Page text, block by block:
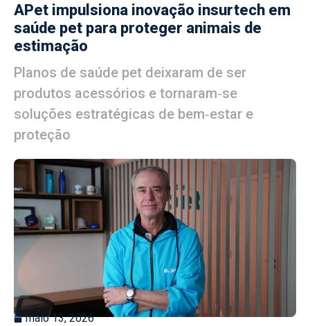
APet impulsiona inovação insurtech em
saúde pet para proteger animais de
estimação
Planos de saúde pet deixaram de ser
produtos acessórios e tornaram‑se
soluções estratégicas de bem‑estar e
proteção
maio 13, 2026